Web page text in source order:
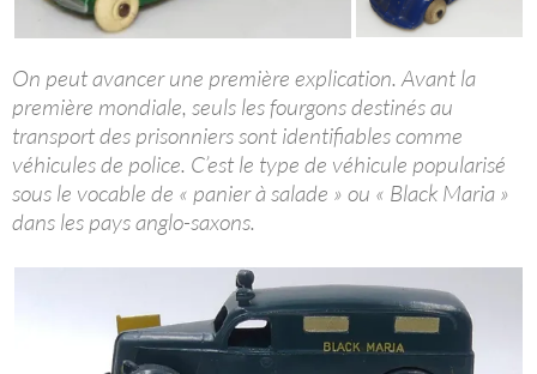
On peut avancer une première explication. Avant la
première mondiale, seuls les fourgons destinés au
transport des prisonniers sont identifiables comme
véhicules de police. C’est le type de véhicule popularisé
sous le vocable de « panier à salade » ou « Black Maria »
dans les pays anglo-saxons.